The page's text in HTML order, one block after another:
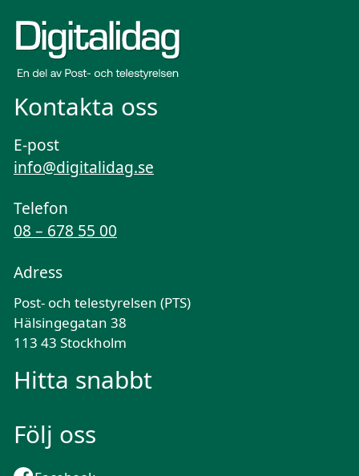
Kontakta oss
E-post
info@digitalidag.se
Telefon
08 – 678 55 00
Adress
Post- och telestyrelsen (PTS)
Hälsingegatan 38
113 43 Stockholm
Hitta snabbt
Följ oss